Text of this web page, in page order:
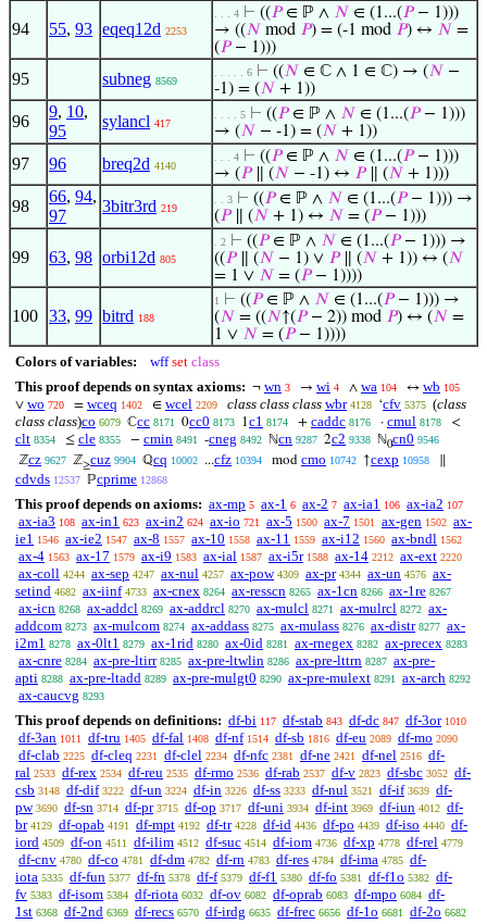
94 55, 93 eqeq12d 2253
. . . 4 ⊢ ((𝑃∈ ℙ ∧ 𝑁 ∈ (1...(𝑃− 1)))
→ ((𝑁 mod 𝑃) = (-1 mod 𝑃) ↔ 𝑁 =
(𝑃− 1)))
95 subneg 8569
. . . . . 6 ⊢ ((𝑁 ∈ ℂ ∧ 1 ∈ ℂ) → (𝑁 −
-1) = (𝑁 + 1))
96
9, 10,
95
sylancl 417
. . . . 5 ⊢ ((𝑃∈ ℙ ∧ 𝑁 ∈ (1...(𝑃− 1)))
→ (𝑁 − -1) = (𝑁 + 1))
97 96 breq2d 4140
. . . 4 ⊢ ((𝑃∈ ℙ ∧ 𝑁 ∈ (1...(𝑃− 1)))
→ (𝑃∥ (𝑁 − -1) ↔ 𝑃∥ (𝑁 + 1)))
98
66, 94,
97
3bitr3rd 219
. . 3 ⊢ ((𝑃∈ ℙ ∧ 𝑁 ∈ (1...(𝑃− 1))) →
(𝑃∥ (𝑁 + 1) ↔ 𝑁 = (𝑃− 1)))
99 63, 98 orbi12d 805
. 2 ⊢ ((𝑃∈ ℙ ∧ 𝑁 ∈ (1...(𝑃− 1))) →
((𝑃∥ (𝑁 − 1) ∨ 𝑃∥ (𝑁 + 1)) ↔ (𝑁
= 1 ∨ 𝑁 = (𝑃− 1))))
100 33, 99 bitrd 188
1 ⊢ ((𝑃∈ ℙ ∧ 𝑁 ∈ (1...(𝑃− 1))) →
(𝑁 = ((𝑁↑(𝑃− 2)) mod 𝑃) ↔ (𝑁 =
1 ∨ 𝑁 = (𝑃− 1))))
Colors of variables: wff set class
This proof depends on syntax axioms: ¬ wn 3 → wi 4 ∧ wa 104 ↔ wb 105
∨ wo 720 = wceq 1402 ∈ wcel 2209 class class class wbr 4128 ‘cfv 5375 (class
class class)co 6079 ℂcc 8171 0cc0 8173 1c1 8174 + caddc 8176 · cmul 8178 <
clt 8354 ≤ cle 8355 − cmin 8491 -cneg 8492 ℕcn 9287 2c2 9338 ℕ0cn0 9546
ℤcz 9627 ℤ≥cuz 9904 ℚcq 10002 ...cfz 10394 mod cmo 10742 ↑cexp 10958
cdvds 12537 ℙcprime 12868
This proof depends on axioms: ax-mp 5 ax-1 6 ax-2 7 ax-ia1 106 ax-ia2 107
ax-ia3 108 ax-in1 623 ax-in2 624 ax-io 721 ax-5 1500 ax-7 1501 ax-gen 1502 ax-
ie1 1546 ax-ie2 1547 ax-8 1557 ax-10 1558 ax-11 1559 ax-i12 1560 ax-bndl 1562
ax-4 1563 ax-17 1579 ax-i9 1583 ax-ial 1587 ax-i5r 1588 ax-14 2212 ax-ext 2220
ax-coll 4244 ax-sep 4247 ax-nul 4257 ax-pow 4309 ax-pr 4344 ax-un 4576 ax-
setind 4682 ax-iinf 4733 ax-cnex 8264 ax-resscn 8265 ax-1cn 8266 ax-1re 8267
ax-icn 8268 ax-addcl 8269 ax-addrcl 8270 ax-mulcl 8271 ax-mulrcl 8272 ax-
addcom 8273 ax-mulcom 8274 ax-addass 8275 ax-mulass 8276 ax-distr 8277 ax-
i2m1 8278 ax-0lt1 8279 ax-1rid 8280 ax-0id 8281 ax-rnegex 8282 ax-precex 8283
ax-cnre 8284 ax-pre-ltirr 8285 ax-pre-ltwlin 8286 ax-pre-lttrn 8287 ax-pre-
apti 8288 ax-pre-ltadd 8289 ax-pre-mulgt0 8290 ax-pre-mulext 8291 ax-arch 8292
ax-caucvg 8293
This proof depends on definitions: df-bi 117 df-stab 843 df-dc 847 df-3or 1010
df-3an 1011 df-tru 1405 df-fal 1408 df-nf 1514 df-sb 1816 df-eu 2089 df-mo 2090
df-clab 2225 df-cleq 2231 df-clel 2234 df-nfc 2381 df-ne 2421 df-nel 2516 df-
ral 2533 df-rex 2534 df-reu 2535 df-rmo 2536 df-rab 2537 df-v 2823 df-sbc 3052 df-
csb 3148 df-dif 3222 df-un 3224 df-in 3226 df-ss 3233 df-nul 3521 df-if 3639 df-
pw 3690 df-sn 3714 df-pr 3715 df-op 3717 df-uni 3934 df-int 3969 df-iun 4012 df-
br 4129 df-opab 4191 df-mpt 4192 df-tr 4228 df-id 4436 df-po 4439 df-iso 4440 df-
iord 4509 df-on 4511 df-ilim 4512 df-suc 4514 df-iom 4736 df-xp 4778 df-rel 4779
df-cnv 4780 df-co 4781 df-dm 4782 df-rn 4783 df-res 4784 df-ima 4785 df-
iota 5335 df-fun 5377 df-fn 5378 df-f 5379 df-f1 5380 df-fo 5381 df-f1o 5382 df-
fv 5383 df-isom 5384 df-riota 6032 df-ov 6082 df-oprab 6083 df-mpo 6084 df-
1st 6368 df-2nd 6369 df-recs 6570 df-irdg 6635 df-frec 6656 df-1o 6681 df-2o 6682